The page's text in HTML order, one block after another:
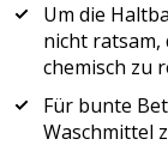
Um die
nicht ratsam,
chemisch zu
Für bunte
Waschmittel